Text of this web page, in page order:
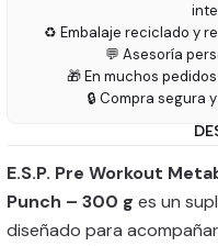
♻️ Embalaje reciclado y
💬 Asesoría
🎁 En muchos
🔒 Compra segura
E.S.P. Pre Workout
Punch – 300 g es un
diseñado para